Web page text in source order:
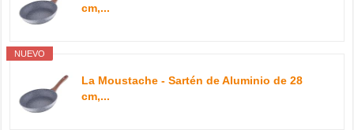
cm,...
NUEVO
La Moustache - Sartén de Aluminio de 28
cm,...